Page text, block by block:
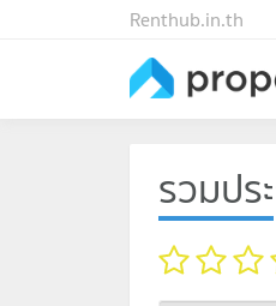
Renthub.in.th
รวมปร